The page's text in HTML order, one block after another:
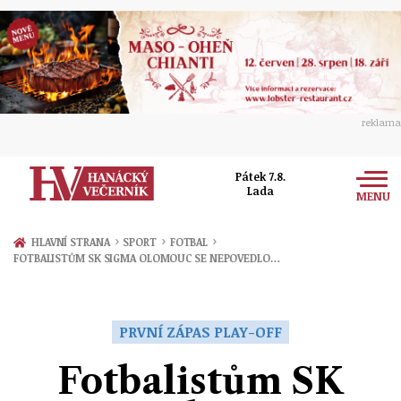
reklama
Pátek 7.8.
Lada
MENU
Zprávy
Přerov
Ekonomika
Sport
HLAVNÍ STRANA › SPORT › FOTBAL ›
FOTBALISTŮM SK SIGMA OLOMOUC SE NEPOVEDLO…
PRVNÍ ZÁPAS PLAY-OFF
Fotbalistům SK